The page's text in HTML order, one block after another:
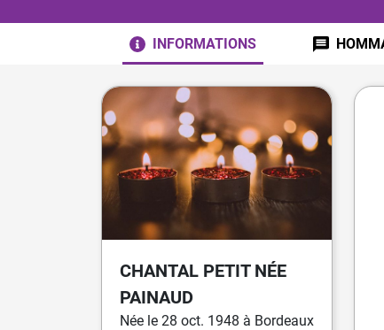
INFORMATIONS
CHANTAL PETIT NÉE
PAINAUD
Née le 28 oct. 1948 à Bordeaux